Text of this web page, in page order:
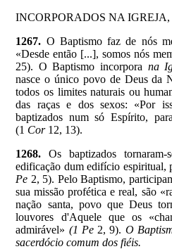
INCORPORADOS NA
1267. O Baptismo faz de nós
«Desde então [...], somos nós
25). O Baptismo incorpora na
nasce o único povo de Deus da
todos os limites naturais ou
das raças e dos sexos: «Por
baptizados num só Espírito,
(1 Cor 12, 13).
1268.
Os baptizados
edificação dum edifício espiritual,
Pe 2, 5). Pelo Baptismo,
sua missão profética e real, são
nação santa, povo que Deus
louvores d'Aquele que os
admirável» (1 Pe 2, 9). O
sacerdócio comum dos fiéis.